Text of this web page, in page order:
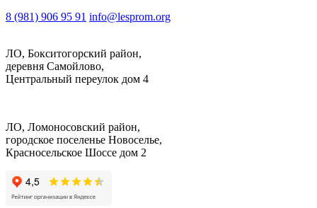
8 (981) 906 95 91 info@lesprom.org
ЛО, Бокситогорский район,
деревня Самойлово,
Центральный переулок дом 4
ЛО, Ломоносовский район,
городское поселенье Новоселье,
Красносельское Шоссе дом 2